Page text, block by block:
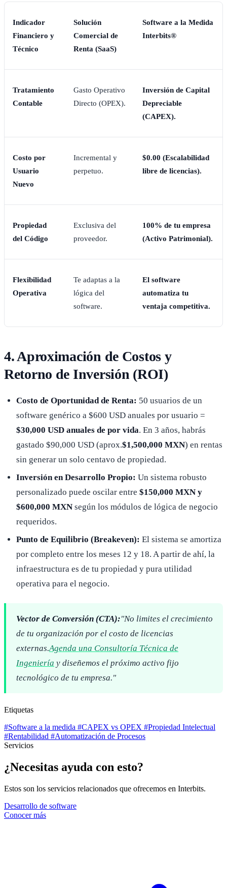
Indicador
Financiero y
Técnico
Solución
Comercial de
Renta (SaaS)
Software a la Medida
Interbits®
Tratamiento
Contable
Gasto Operativo
Directo (OPEX).
Inversión de Capital
Depreciable
(CAPEX).
Costo por
Usuario
Nuevo
Incremental y
perpetuo.
$0.00 (Escalabilidad
libre de licencias).
Propiedad
del Código
Exclusiva del
proveedor.
100% de tu empresa
(Activo Patrimonial).
Flexibilidad
Operativa
Te adaptas a la
lógica del
software.
El software
automatiza tu
ventaja competitiva.
4. Aproximación de Costos y
Retorno de Inversión (ROI)
Costo de Oportunidad de Renta: 50 usuarios de un
software genérico a $600 USD anuales por usuario =
$30,000 USD anuales de por vida. En 3 años, habrás
gastado $90,000 USD (aprox.$1,500,000 MXN) en rentas
sin generar un solo centavo de propiedad.
Inversión en Desarrollo Propio: Un sistema robusto
personalizado puede oscilar entre $150,000 MXN y
$600,000 MXN según los módulos de lógica de negocio
requeridos.
Punto de Equilibrio (Breakeven): El sistema se amortiza
por completo entre los meses 12 y 18. A partir de ahí, la
infraestructura es de tu propiedad y pura utilidad
operativa para el negocio.
Vector de Conversión (CTA):"No limites el crecimiento
de tu organización por el costo de licencias
externas.Agenda una Consultoría Técnica de
Ingeniería y diseñemos el próximo activo fijo
tecnológico de tu empresa."
Etiquetas
#Software a la medida #CAPEX vs OPEX #Propiedad Intelectual
#Rentabilidad #Automatización de Procesos
Servicios
¿Necesitas ayuda con esto?
Estos son los servicios relacionados que ofrecemos en Interbits.
Desarrollo de software
Conocer más